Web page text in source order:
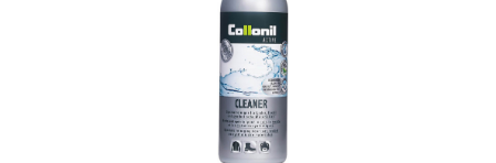
équipements en plein air
Nettoie et maintient l'équipement en cuir extérieur,
le textile et le matériel synthétique
Convient également aux produits sensibles avec